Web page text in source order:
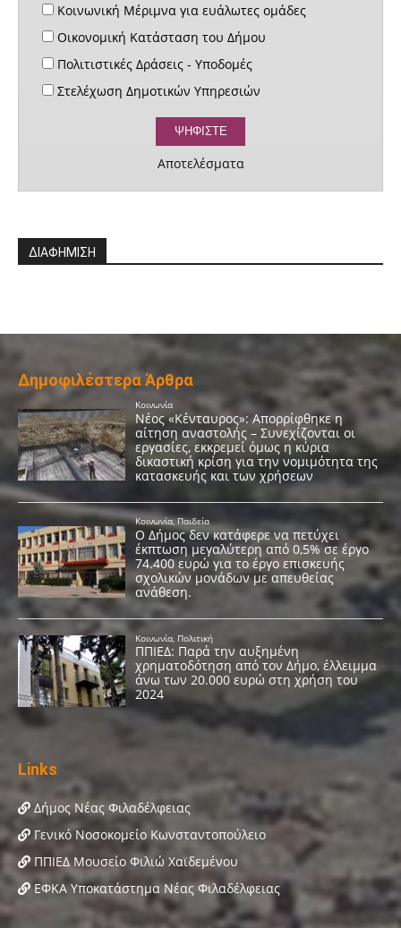
Κοινωνική Μέριμνα για ευάλωτες ομάδες
Οικονομική Κατάσταση του Δήμου
Πολιτιστικές Δράσεις - Υποδομές
Στελέχωση Δημοτικών Υπηρεσιών
Αποτελέσματα
ΔΙΑΦΗΜΙΣΗ
Δημοφιλέστερα Άρθρα
Links
Δήμος Νέας Φιλαδέλφειας
Γενικό Νοσοκομείο Κωνσταντοπούλειο
ΠΠΙΕΔ Μουσείο Φιλιώ Χαϊδεμένου
ΕΦΚΑ Υποκατάστημα Νέας Φιλαδέλφειας